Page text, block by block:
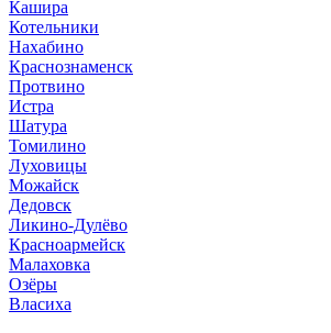
Кашира
Котельники
Нахабино
Краснознаменск
Протвино
Истра
Шатура
Томилино
Луховицы
Можайск
Дедовск
Ликино-Дулёво
Красноармейск
Малаховка
Озёры
Власиха